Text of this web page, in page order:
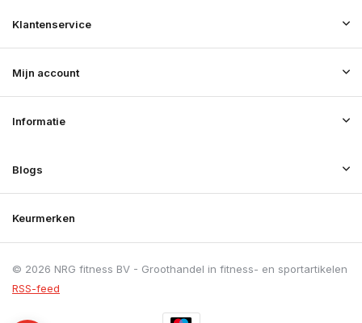
Klantenservice
Mijn account
Informatie
Blogs
Keurmerken
© 2026 NRG fitness BV - Groothandel in fitness- en sportartikelen
RSS-feed